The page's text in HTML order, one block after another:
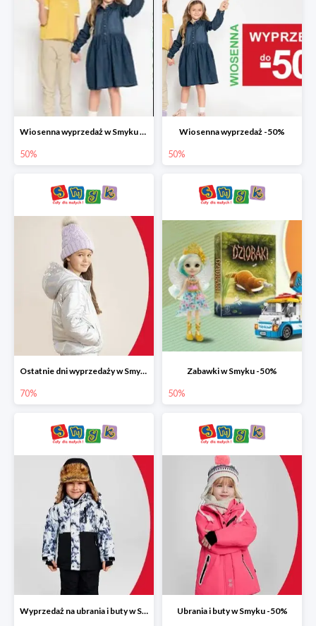
Wiosenna wyprzedaż w Smyku do -50%
50%
Wiosenna wyprzedaż -50%
50%
Ostatnie dni wyprzedaży w Smyku do -70%
70%
Zabawki w Smyku -50%
50%
Wyprzedaż na ubrania i buty w Smyku do -70% Ubrania i buty w Smyku -50%